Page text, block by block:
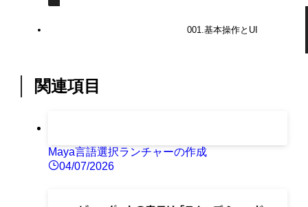
001.基本操作とUI
関連項目
Maya言語選択ランチャーの作成
04/07/2026